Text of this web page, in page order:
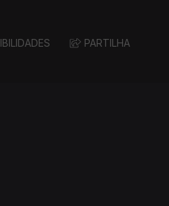
PARTILHA